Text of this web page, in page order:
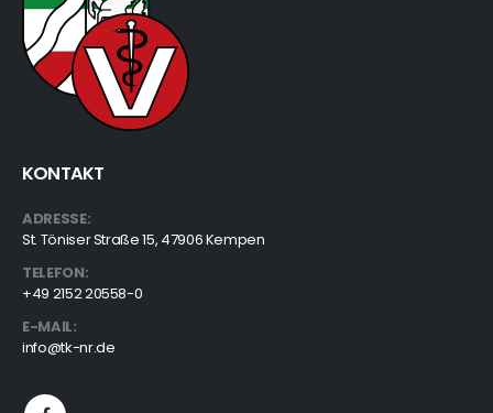
KONTAKT
ADRESSE:
St. Töniser Straße 15, 47906 Kempen
TELEFON:
+49 2152 20558-0
E-MAIL:
info@tk-nr.de